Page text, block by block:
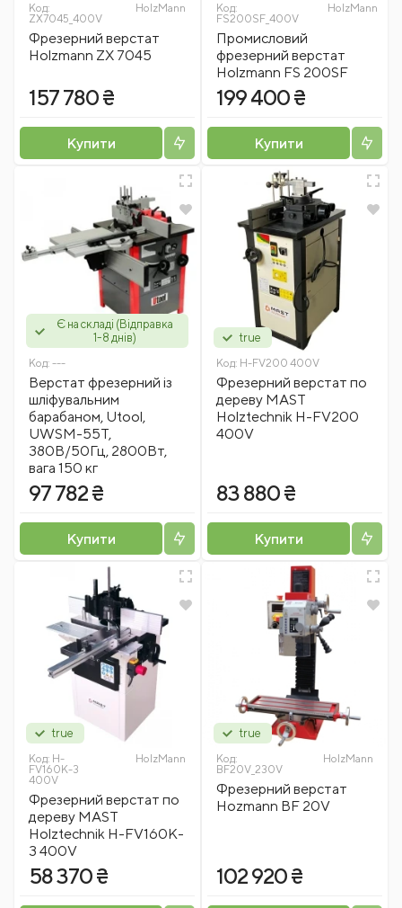
Код:
ZX7045_400V
HolzMann
Фрезерний верстат
Holzmann ZX 7045
157 780 ₴
Купити
Код:
FS200SF_400V
HolzMann
Промисловий
фрезерний верстат
Holzmann FS 200SF
199 400 ₴
Купити
Є на складі (Відправка
1-8 днів)
Код: ---
Верстат фрезерний із
шліфувальним
барабаном, Utool,
UWSM-55T,
380В/50Гц, 2800Вт,
вага 150 кг
97 782 ₴
Купити
true
Код: H-FV200 400V
Фрезерний верстат по
дереву MAST
Holztechnik H-FV200
400V
83 880 ₴
Купити
true
Код: H-
FV160K-3
400V
HolzMann
Фрезерний верстат по
дереву MAST
Holztechnik H-FV160K-
3 400V
58 370 ₴
true
Код:
BF20V_230V
HolzMann
Фрезерний верстат
Hozmann BF 20V
102 920 ₴